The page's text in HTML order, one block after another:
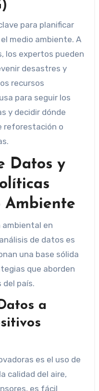
para planificar
medio ambiente. A
los expertos pueden
desastres y
recursos
para seguir los
y decidir dónde
reforestación o
Datos y
Ambiente
ambiental en
de datos es
una base sólida
que aborden
del país.
a
es el uso de
calidad del aire,
es fácil